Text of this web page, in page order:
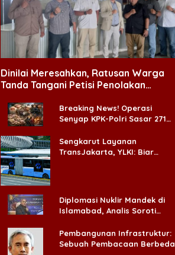
Dinilai Meresahkan, Ratusan Warga
Tanda Tangani Petisi Penolakan
Breaking News! Operasi
Senyap KPK-Polri Sasar 271
Ada ‘Badai Pemeriksaan’
Sengkarut Layanan
TransJakarta, YLKI: Biar
Diplomasi Nuklir Mandek di
Islamabad, Analis Soroti
Pembangunan Infrastruktur:
Sebuah Pembacaan Berbeda